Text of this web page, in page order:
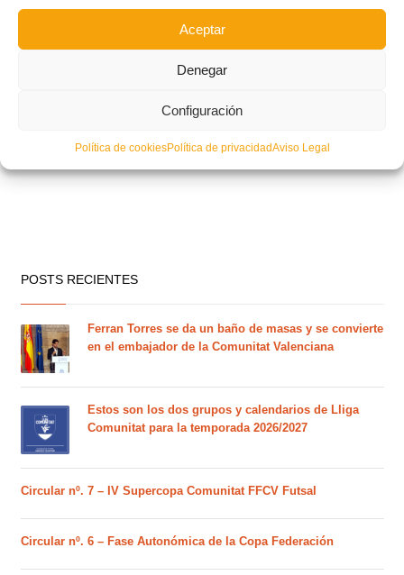
Aceptar
Denegar
Configuración
Política de cookiesPolítica de privacidadAviso Legal
POSTS RECIENTES
Ferran Torres se da un baño de masas y se convierte
en el embajador de la Comunitat Valenciana
Estos son los dos grupos y calendarios de Lliga
Comunitat para la temporada 2026/2027
Circular nº. 7 – IV Supercopa Comunitat FFCV Futsal
Circular nº. 6 – Fase Autonómica de la Copa Federación